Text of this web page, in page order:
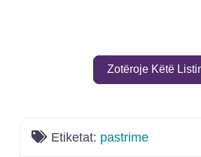
Zotëroje Këtë
Etiketat: pastrime